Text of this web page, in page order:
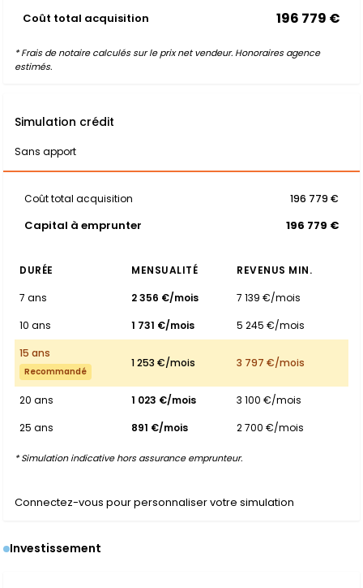
Coût total acquisition 196 779 €
* Frais de notaire calculés sur le prix net vendeur. Honoraires agence
estimés.
Simulation crédit
Sans apport
Coût total acquisition 196 779 €
Capital à emprunter 196 779 €
DURÉE MENSUALITÉ
REVENUS MIN.
7 ans
2 356 €/mois
7 139 €/mois
10 ans
1 731 €/mois
5 245 €/mois
15 ans
Recommandé
1 253 €/mois 3 797 €/mois
20 ans 1 023 €/mois
3 100 €/mois
25 ans
891 €/mois 2 700 €/mois
* Simulation indicative hors assurance emprunteur.
Connectez-vous pour personnaliser votre simulation
Investissement